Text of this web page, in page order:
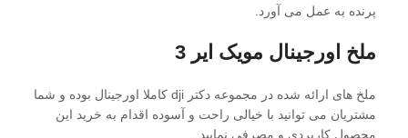
پرنده به عمل می آورد.
ملخ اورجینال مویک ایر 3
ملخ های ارائه شده در مجموعه دکتر dji کاملا اورجینال بوده و شما
مشتریان می توانید با خیالی راحت و آسوده اقدام به خرید این
محصول کاربردی و مصرفی نمایید .